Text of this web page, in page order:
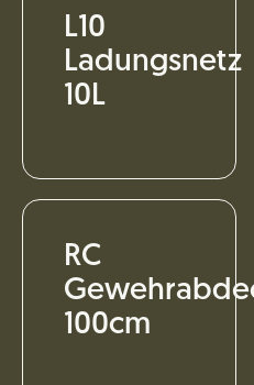
L10
Ladungsnetz
10L
RC
100cm